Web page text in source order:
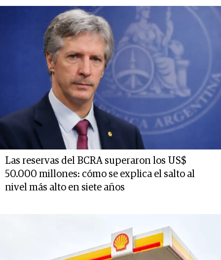
Las reservas del BCRA superaron los US$
50.000 millones: cómo se explica el salto al
nivel más alto en siete años